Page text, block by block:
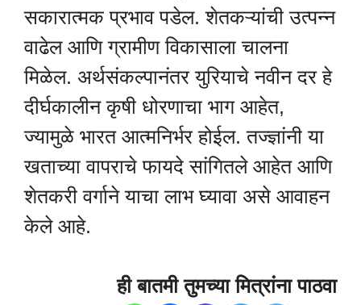
सकारात्मक प्रभाव पडेल. शेतकऱ्यांची उत्पन्न
वाढेल आणि ग्रामीण विकासाला चालना
मिळेल. अर्थसंकल्पानंतर युरियाचे नवीन दर हे
दीर्घकालीन कृषी धोरणाचा भाग आहेत,
ज्यामुळे भारत आत्मनिर्भर होईल. तज्ज्ञांनी या
खताच्या वापराचे फायदे सांगितले आहेत आणि
शेतकरी वर्गाने याचा लाभ घ्यावा असे आवाहन
केले आहे.
ही बातमी तुमच्या मित्रांना पाठवा